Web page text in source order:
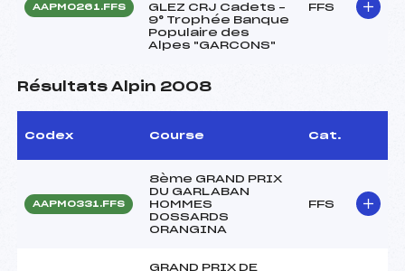
AAPM0261.FFS
GLEZ CRJ Cadets –
9° Trophée Banque
Populaire des
Alpes "GARCONS"
FFS
Résultats Alpin 2008
Codex Course Cat.
AAPM0331.FFS
8ème GRAND PRIX
DU GARLABAN
HOMMES
DOSSARDS
ORANGINA
FFS
GRAND PRIX DE